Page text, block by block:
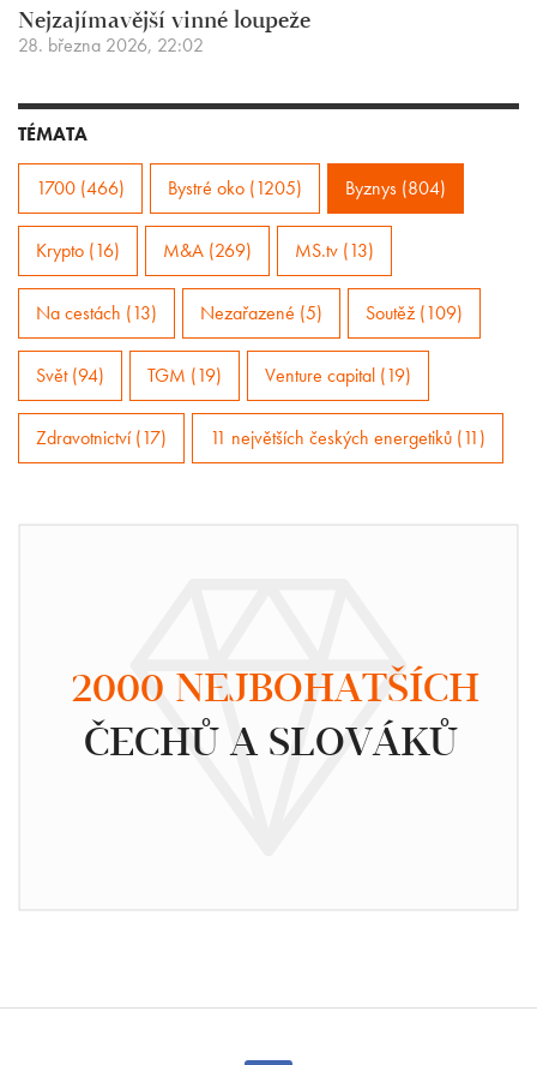
Nejzajímavější vinné loupeže
28. března 2026, 22:02
TÉMATA
1700 (466) Bystré oko (1205) Byznys (804)
Krypto (16) M&A (269) MS.tv (13)
Na cestách (13) Nezařazené (5) Soutěž (109)
Svět (94) TGM (19) Venture capital (19)
Zdravotnictví (17) 11 největších českých energetiků (11)
2000 NEJBOHATŠÍCH
ČECHŮ A SLOVÁKŮ